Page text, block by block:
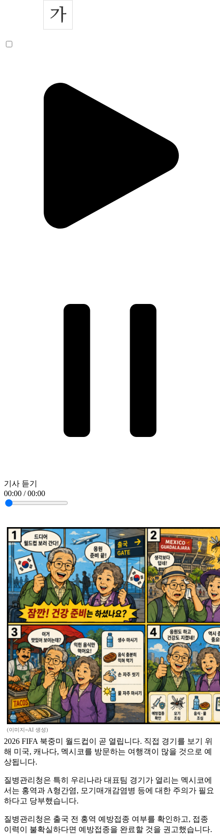
기사 듣기
00:00 / 00:00
(이미지=AI 생성)
2026 FIFA 북중미 월드컵이 곧 열립니다. 직접 경기를 보기 위
해 미국, 캐나다, 멕시코를 방문하는 여행객이 많을 것으로 예
상됩니다.
질병관리청은 특히 우리나라 대표팀 경기가 열리는 멕시코에
서는 홍역과 A형간염, 모기매개감염병 등에 대한 주의가 필요
하다고 당부했습니다.
질병관리청은 출국 전 홍역 예방접종 여부를 확인하고, 접종
이력이 불확실하다면 예방접종을 완료할 것을 권고했습니다.